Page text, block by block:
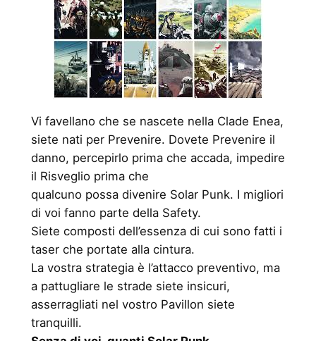
Vi favellano che se nascete nella Clade Enea,
siete nati per Prevenire. Dovete Prevenire il
danno, percepirlo prima che accada, impedire
il Risveglio prima che
qualcuno possa divenire Solar Punk. I migliori
di voi fanno parte della Safety.
Siete composti dell’essenza di cui sono fatti i
taser che portate alla cintura.
La vostra strategia è l’attacco preventivo, ma
a pattugliare le strade siete insicuri,
asserragliati nel vostro Pavillon siete
tranquilli.